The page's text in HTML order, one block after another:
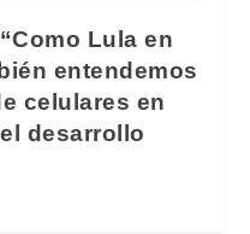
Lula en
entendemos
celulares en
desarrollo